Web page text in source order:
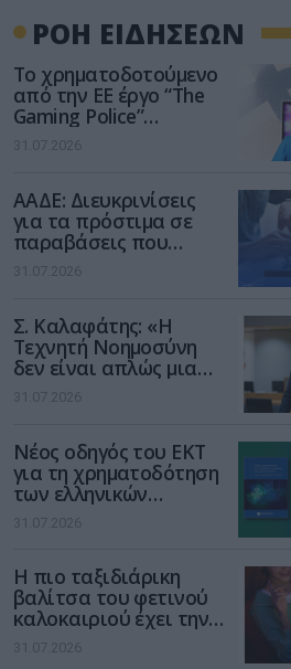
ΡΟΗ ΕΙΔΗΣΕΩΝ
Το χρηματοδοτούμενο
από την ΕΕ έργο “The
Gaming Police”
ενισχύει την ασφάλεια
των παιδιών στο
31.07.2026
ΑΑΔΕ: Διευκρινίσεις
για τα πρόστιμα σε
παραβάσεις που
αφορούν τους ΦΗΜ
31.07.2026
Σ. Καλαφάτης: «Η
Τεχνητή Νοημοσύνη
δεν είναι απλώς μια
νέα τεχνολογία, είναι
μια νέα βιομηχανική
31.07.2026
Νέος οδηγός του ΕΚΤ
για τη χρηματοδότηση
των ελληνικών
επιχειρήσεων στον
χώρο της άμυνας
31.07.2026
Η πιο ταξιδιάρικη
βαλίτσα του φετινού
καλοκαιριού έχει την
υπογραφή της Xiaomi
31.07.2026